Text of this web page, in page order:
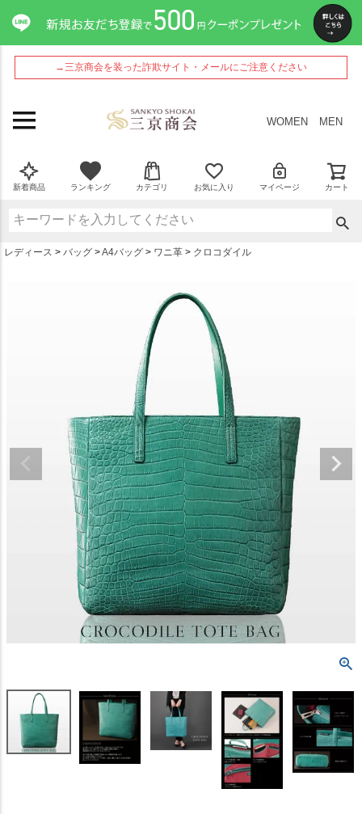
→三京商会を装った詐欺サイト・メールにご注意ください
WOMEN MEN
新着商品 ランキング カテゴリ お気に入り マイページ カート
レディース バッグ A4バッグ ワニ革 クロコダイル
ペー
ジト
ップ
へ